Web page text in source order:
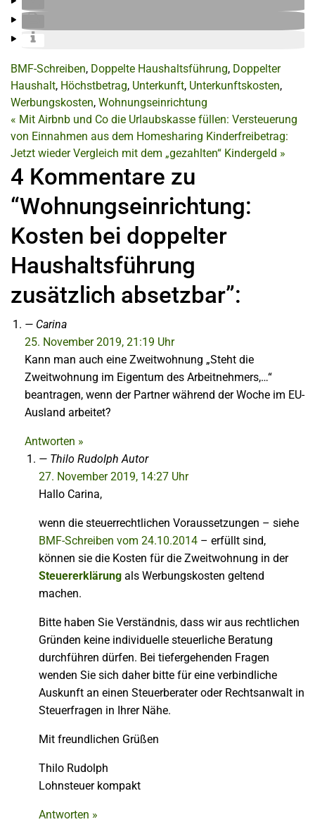
BMF-Schreiben, Doppelte Haushaltsführung, Doppelter
Haushalt, Höchstbetrag, Unterkunft, Unterkunftskosten,
Werbungskosten, Wohnungseinrichtung
« Mit Airbnb und Co die Urlaubskasse füllen: Versteuerung
von Einnahmen aus dem Homesharing Kinderfreibetrag:
Jetzt wieder Vergleich mit dem „gezahlten“ Kindergeld »
4 Kommentare zu
“Wohnungseinrichtung:
Kosten bei doppelter
Haushaltsführung
zusätzlich absetzbar”:
Carina
25. November 2019, 21:19 Uhr
Kann man auch eine Zweitwohnung „Steht die
Zweitwohnung im Eigentum des Arbeitnehmers,…“
beantragen, wenn der Partner während der Woche im EU-
Ausland arbeitet?
Antworten »
Thilo RudolphAutor
27. November 2019, 14:27 Uhr
Hallo Carina,
wenn die steuerrechtlichen Voraussetzungen – siehe
BMF-Schreiben vom 24.10.2014 – erfüllt sind,
können sie die Kosten für die Zweitwohnung in der
Steuererklärung als Werbungskosten geltend
machen.
Bitte haben Sie Verständnis, dass wir aus rechtlichen
Gründen keine individuelle steuerliche Beratung
durchführen dürfen. Bei tiefergehenden Fragen
wenden Sie sich daher bitte für eine verbindliche
Auskunft an einen Steuerberater oder Rechtsanwalt in
Steuerfragen in Ihrer Nähe.
Mit freundlichen Grüßen
Thilo Rudolph
Lohnsteuer kompakt
Antworten »